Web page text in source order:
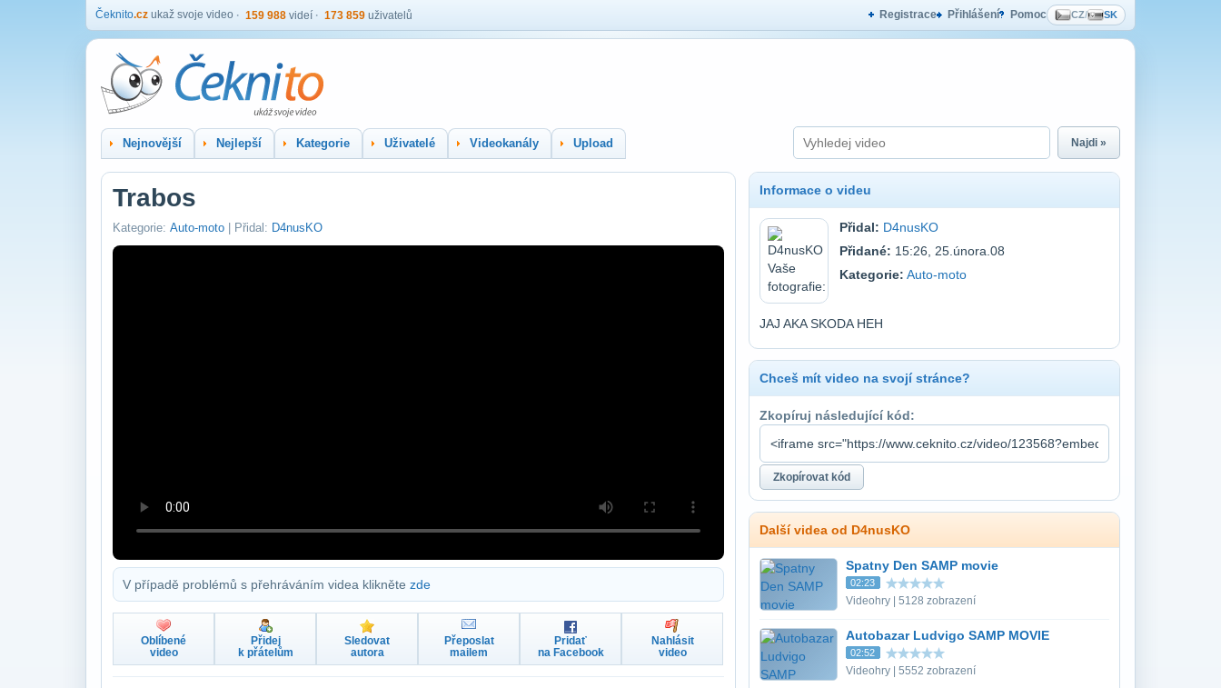
Čeknito.cz ukaž svoje video 159 988 videí 173 859 uživatelů Registrace Přihlášení Pomoc CZ/ SK
Nejnovější Nejlepší Kategorie Uživatelé Videokanály Upload Najdi »
Trabos
Kategorie: Auto-moto | Přidal: D4nusKO
V případě problémů s přehráváním videa klikněte zde
Oblíbené
video
Přidej
k přátelům
Sledovat
autora
Přeposlat
mailem
Pridať
na Facebook
Nahlásit
video
Informace o videu
Přidal: D4nusKO
Přidané: 15:26, 25.února.08
Kategorie: Auto-moto
JAJ AKA SKODA HEH
Chceš mít video na svojí stránce?
Zkopíruj následující kód:
Další videa od D4nusKO
Spatny Den SAMP movie
02:23
Videohry | 5128 zobrazení
Autobazar Ludvigo SAMP MOVIE
02:52
Videohry | 5552 zobrazení